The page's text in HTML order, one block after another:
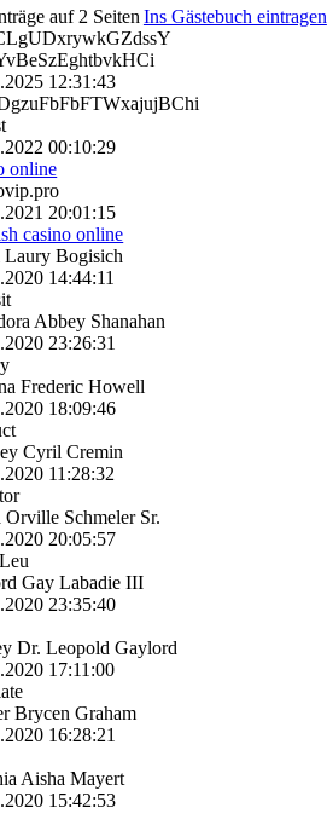
auf 2 Seiten Ins Gästebuch eintragen
12:31:43
00:10:29
online
20:01:15
casino online
Laury Bogisich
14:44:11
Abbey Shanahan
23:26:31
Frederic Howell
18:09:46
Cyril Cremin
11:28:32
Orville Schmeler Sr.
20:05:57
Gay Labadie III
23:35:40
Dr. Leopold Gaylord
17:11:00
Brycen Graham
16:28:21
Aisha Mayert
15:42:53